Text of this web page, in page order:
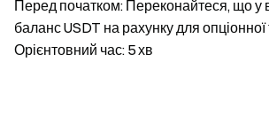
Перед початком: Переконайтеся, що у
баланс USDT на рахунку для опціонної
Орієнтовний час: 5 хв